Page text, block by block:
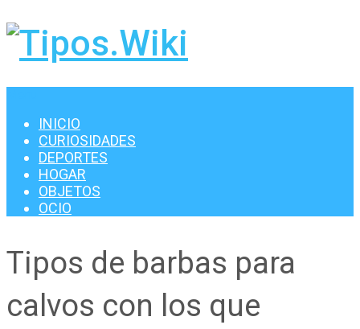
INICIO
CURIOSIDADES
DEPORTES
HOGAR
OBJETOS
OCIO
Tipos de barbas para
calvos con los que